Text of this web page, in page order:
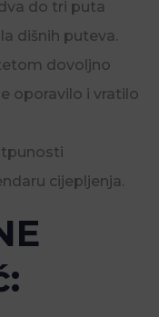
do tri puta
dišnih puteva.
dovoljno
oporavilo i vratilo
cijepljenja.